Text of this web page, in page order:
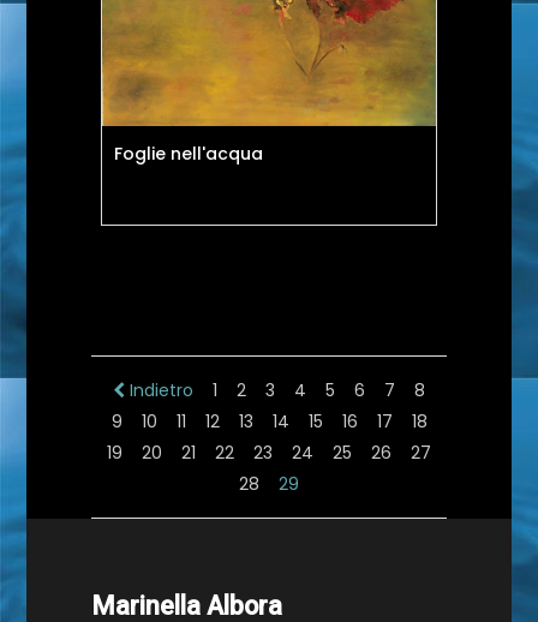
Foglie nell'acqua
Indietro 1 2 3 4 5 6 7
8
9
10 11 12 13 14 15 16 17
18
19
20 21 22 23 24 25 26
27
28
29
Marinella Albora